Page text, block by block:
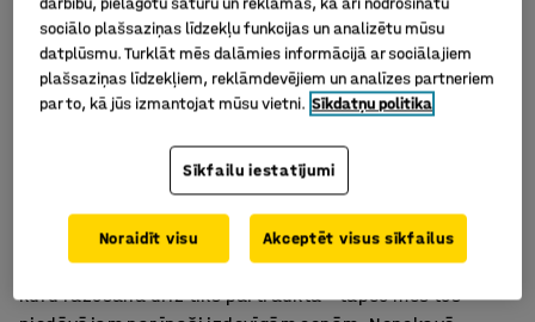
Mūsu mēbeļu outlet sadaļa ir lieliska vieta, kur vari
atrast kvalitatīvas un lētas mēbeles no Eiropas
vadošajiem ražotājiem. AJ Produkti mēbeļu
izpārdošanas klāstā vari atrast stilīgus un funkcionālus
Apskati mūsu piedāvājumu un atrodi to, ko meklē! Šeit
izvietojam kvalitatīvus produktus no mūsu sortimenta,
kuru ražošana drīz tiks pārtraukta – tāpēc mēs tos
sociālo plašsaziņas līdzekļu funkcijas un analizētu mūsu
datplūsmu. Turklāt mēs dalāmies informācijā ar sociālajiem
plašsaziņas līdzekļiem, reklāmdevējiem un analīzes partneriem
par to, kā jūs izmantojat mūsu vietni. Sīkdatņu politika
Sīkfailu iestatījumi
Noraidīt visu Akceptēt visus sīkfailus